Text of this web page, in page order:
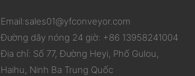
Email:sales01@yfconveyor.com
Đường dây nóng 24 giờ: +86 13958241004
Địa chỉ: Số 77, Đường Heyi, Phố Gulou,
Haihu, Ninh Ba Trung Quốc